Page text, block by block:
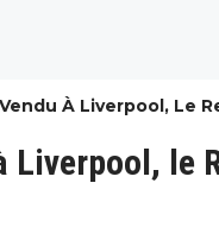
À Liverpool, Le
Liverpool, le